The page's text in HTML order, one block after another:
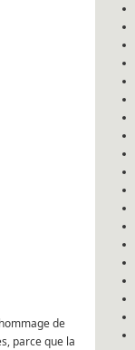
de
parce que la